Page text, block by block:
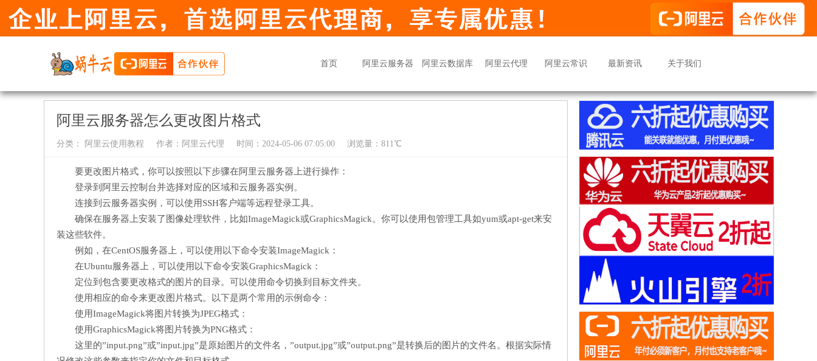
首页 阿里云服务器 阿里云数据库 阿里云代理 阿里云常识 最新资讯 关于我们
阿里云服务器怎么更改图片格式
分类： 阿里云使用教程 作者： 阿里云代理 时间：2024-05-06 07:05:00 浏览量：811℃
要更改图片格式，你可以按照以下步骤在阿里云服务器上进行操作：
登录到阿里云控制台并选择对应的区域和云服务器实例。
连接到云服务器实例，可以使用SSH客户端等远程登录工具。
确保在服务器上安装了图像处理软件，比如ImageMagick或GraphicsMagick。你可以使用包管理工具如yum或apt-get来安
装这些软件。
例如，在CentOS服务器上，可以使用以下命令安装ImageMagick：
在Ubuntu服务器上，可以使用以下命令安装GraphicsMagick：
定位到包含要更改格式的图片的目录。可以使用命令切换到目标文件夹。
使用相应的命令来更改图片格式。以下是两个常用的示例命令：
使用ImageMagick将图片转换为JPEG格式：
使用GraphicsMagick将图片转换为PNG格式：
这里的”input.png”或”input.jpg”是原始图片的文件名，”output.jpg”或”output.png”是转换后的图片的文件名。根据实际情